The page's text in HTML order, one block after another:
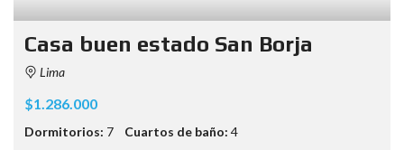
Casa buen estado San Borja
Lima
$1.286.000
Dormitorios: 7 Cuartos de baño: 4